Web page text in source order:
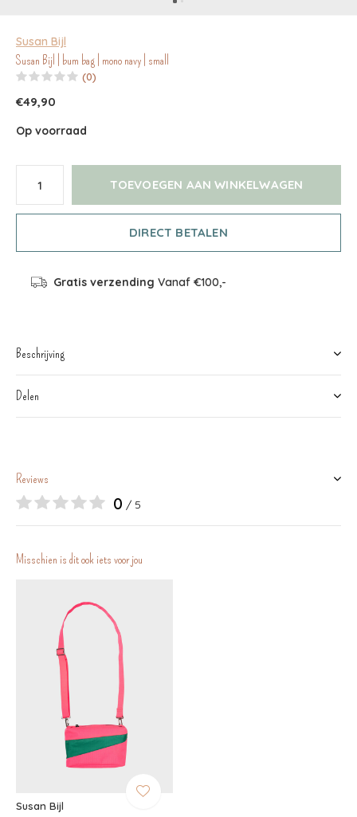
Susan Bijl
Susan Bijl | bum bag | mono navy | small
(0)
€49,90
Op voorraad
TOEVOEGEN AAN WINKELWAGEN
DIRECT BETALEN
Gratis verzending Vanaf €100,-
Beschrijving
Delen
Reviews
0 / 5
Misschien is dit ook iets voor jou
Susan Bijl